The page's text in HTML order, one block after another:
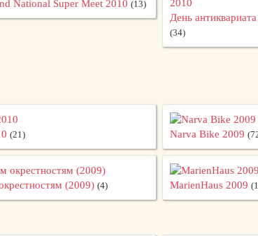
National Super Meet 2010 (13)
День
(34)
(21) Narva Bike 2009
(2009) (4) MarienHaus 2009